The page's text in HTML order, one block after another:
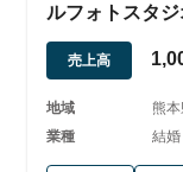
ルフォトスタ
売上高
地域
熊
業種
結